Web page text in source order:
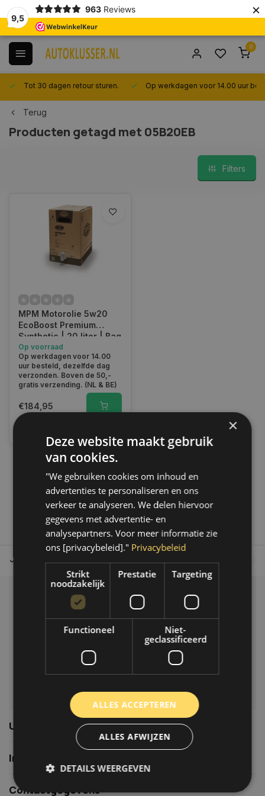
9,5
963 Reviews ×
0
Tot 30 dagen retour sturen. Op werkdagen voor 14.00 uur
Terug
Producten getagd met 05B20EB
Filters
MPM Motorolie 5w20
EcoBoost Premium
Synthetic | 20 liter | Bag
In Box | 05020EB
Op voorraad
Op werkdagen voor 14.00
uur besteld, dezelfde dag
verzonden. Boven de 50,-
gratis verzending. (NL & BE)
€184,95
1
Tot 30 dagen retour sturen. Op werkdagen voor 14.00 uur
Klantenservice
Veelgestelde vragen
06-39119169
info@autoklusser.nl
Usefull links
Informatie
Contactgegevens
×
Deze website maakt gebruik
van cookies.
"We gebruiken cookies om inhoud en
advertenties te personaliseren en ons
verkeer te analyseren. We delen hiervoor
gegevens met advertentie- en
analysepartners. Voor meer informatie zie
ons [privacybeleid]." Privacybeleid
Strikt
noodzakelijk
Prestatie Targeting
Functioneel
Niet-
geclassificeerd
ALLES ACCEPTEREN
ALLES AFWIJZEN
DETAILS WEERGEVEN